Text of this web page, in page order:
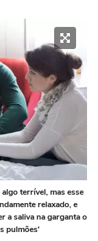
terrível, mas esse
relaxado, e
a saliva na garganta o
pulmões'